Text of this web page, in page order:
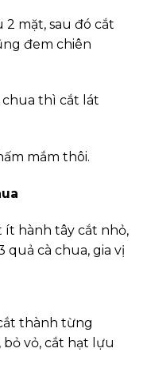
2 mặt, sau đó cắt
đem chiên
chua thì cắt lát
mắm thôi.
ít hành tây cắt nhỏ,
quả cà chua, gia vị
thành từng
bỏ vỏ, cắt hạt lựu